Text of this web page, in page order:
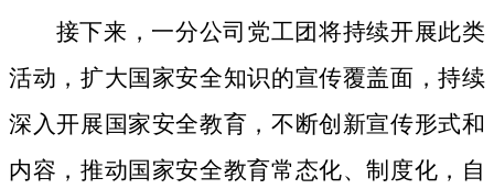
接下来，一分公司党工团将持续开展此类
活动，扩大国家安全知识的宣传覆盖面，持续
深入开展国家安全教育，不断创新宣传形式和
内容，推动国家安全教育常态化、制度化，自